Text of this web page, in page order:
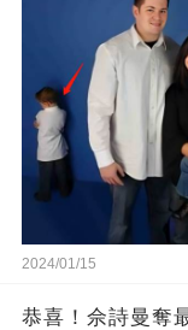
2024/01/15
恭喜！佘詩曼奪